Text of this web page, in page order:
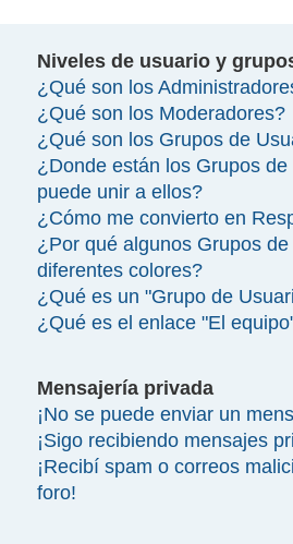
Niveles de usuario y
¿Qué son los
¿Qué son los Moderadores?
¿Qué son los Grupos de
¿Donde están los Grupos
puede unir a ellos?
¿Cómo me convierto en
¿Por qué algunos Grupos
diferentes colores?
¿Qué es un "Grupo de
¿Qué es el enlace "El
Mensajería privada
¡No se puede enviar un
¡Sigo recibiendo mensajes
¡Recibí spam o correos
foro!